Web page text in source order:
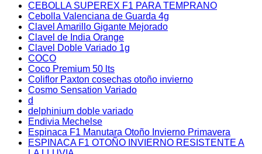
CEBOLLA SUPEREX F1 PARA TEMPRANO
Cebolla Valenciana de Guarda 4g
Clavel Amarillo Gigante Mejorado
Clavel de India Orange
Clavel Doble Variado 1g
COCO
Coco Premium 50 lts
Coliflor Paxton cosechas otoño invierno
Cosmo Sensation Variado
d
delphinium doble variado
Endivia Mechelse
Espinaca F1 Manutara Otoño Invierno Primavera
ESPINACA F1 OTOÑO INVIERNO RESISTENTE A